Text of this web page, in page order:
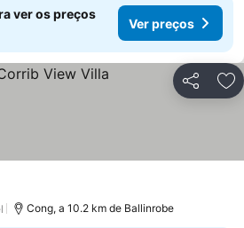
ver os preços
Ver preços
Partilhar
Cong, a 10.2 km de Ballinrobe